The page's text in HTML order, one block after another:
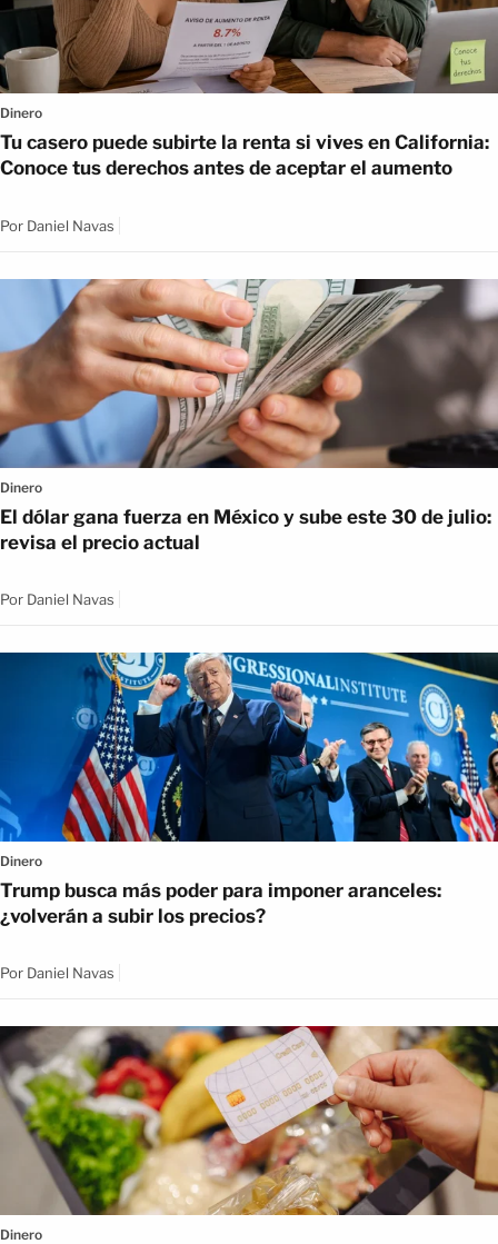
Dinero
Tu casero puede subirte la renta si vives en California:
Conoce tus derechos antes de aceptar el aumento
Por Daniel Navas
Dinero
El dólar gana fuerza en México y sube este 30 de julio:
revisa el precio actual
Por Daniel Navas
Dinero
Trump busca más poder para imponer aranceles:
¿volverán a subir los precios?
Por Daniel Navas
Dinero